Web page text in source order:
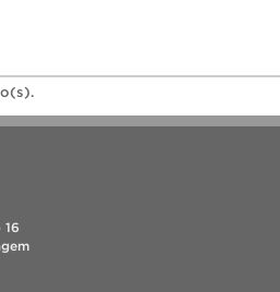
16